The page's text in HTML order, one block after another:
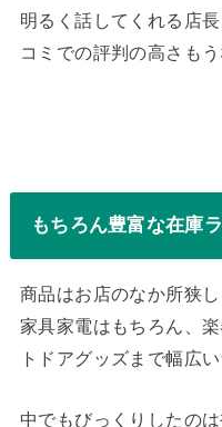
明るく話してくれる店
コミでの評判の高さもう
もちろん豊富な在庫
商品はお店のなか所狭
家具家電はもちろん、
トドアグッズまで幅広
中でもびっくりしたのは